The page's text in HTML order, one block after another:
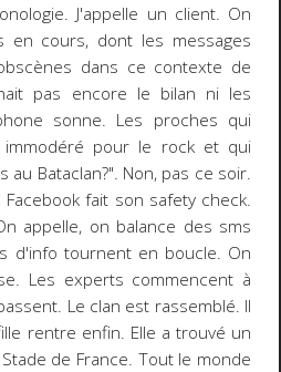
J'appelle un client. On
en cours, dont les messages
dans ce contexte de
pas encore le bilan ni les
sonne. Les proches qui
immodéré pour le rock et qui
au Bataclan?". Non, pas ce soir.
fait son safety check.
appelle, on balance des sms
d'info tournent en boucle. On
Les experts commencent à
Le clan est rassemblé. Il
rentre enfin. Elle a trouvé un
de France. Tout le monde